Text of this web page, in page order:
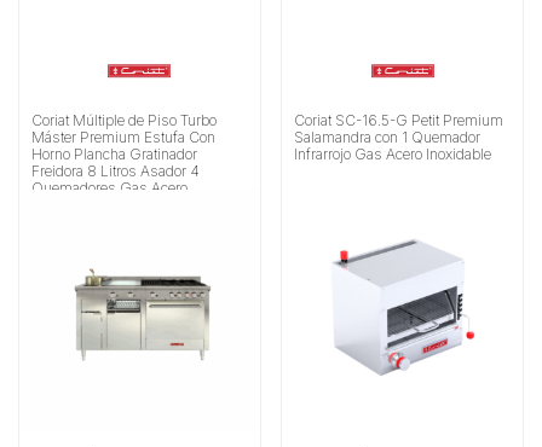
Coriat Múltiple de Piso Turbo
Máster Premium Estufa Con
Horno Plancha Gratinador
Freidora 8 Litros Asador 4
Quemadores Gas Acero
Coriat SC-16.5-G Petit Premium
Salamandra con 1 Quemador
Infrarrojo Gas Acero Inoxidable